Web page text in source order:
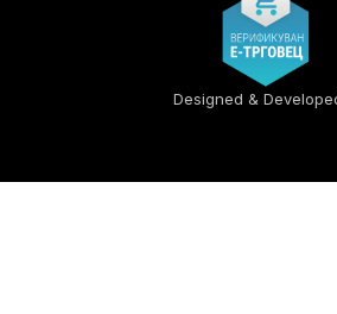
Designed &